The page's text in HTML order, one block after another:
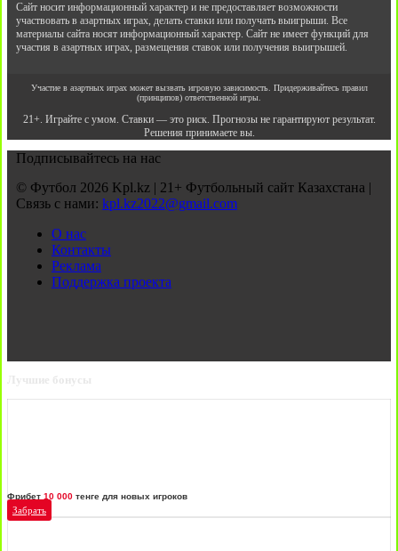
Сайт носит информационный характер и не предоставляет возможности
участвовать в азартных играх, делать ставки или получать выигрыши. Все
материалы сайта носят информационный характер. Сайт не имеет функций для
участия в азартных играх, размещения ставок или получения выигрышей.
Участие в азартных играх может вызвать игровую зависимость. Придерживайтесь правил
(принципов) ответственной игры.
21+. Играйте с умом. Ставки — это риск. Прогнозы не гарантируют результат.
Решения принимаете вы.
Подписывайтесь на нас
© Футбол 2026 Kpl.kz | 21+ Футбольный сайт Казахстана |
Связь с нами: kpl.kz2022@gmail.com
О нас
Контакты
Реклама
Поддержка проекта
Лучшие бонусы
Фрибет 10 000 тенге для новых игроков
Забрать